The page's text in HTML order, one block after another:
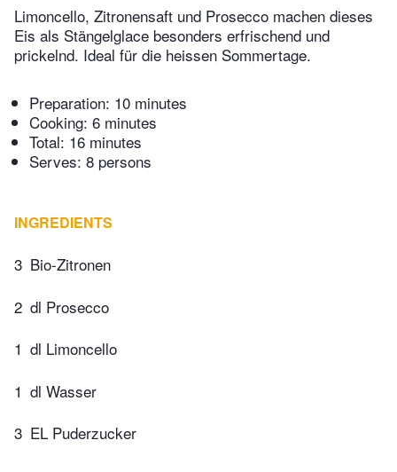
Limoncello, Zitronensaft und Prosecco machen dieses
Eis als Stängelglace besonders erfrischend und
prickelnd. Ideal für die heissen Sommertage.
Preparation: 10 minutes
Cooking: 6 minutes
Total: 16 minutes
Serves: 8 persons
INGREDIENTS
3 Bio-Zitronen
2 dl Prosecco
1 dl Limoncello
1 dl Wasser
3 EL Puderzucker